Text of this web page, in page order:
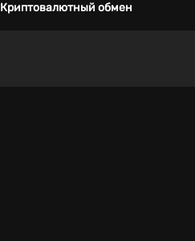
Криптовалютный обмен